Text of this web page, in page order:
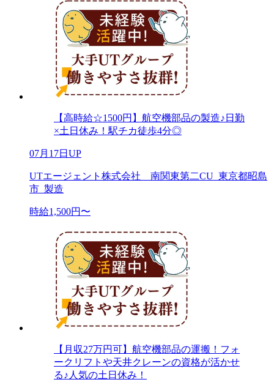
【高時給☆1500円】航空機部品の製造♪日勤
×土日休み！駅チカ徒歩4分◎
07月17日UP
UTエージェント株式会社 南関東第二CU_東京都昭島
市_製造
時給1,500円〜
【月収27万円可】航空機部品の運搬！フォ
ークリフトや天井クレーンの資格が活かせ
る♪人気の土日休み！